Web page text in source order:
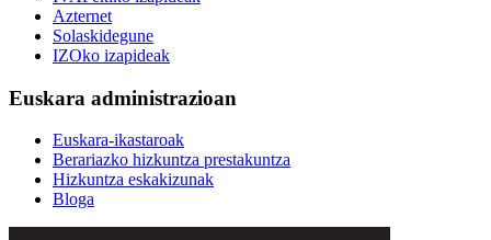
Azternet
Solaskidegune
IZOko izapideak
Euskara administrazioan
Euskara-ikastaroak
Berariazko hizkuntza prestakuntza
Hizkuntza eskakizunak
Bloga